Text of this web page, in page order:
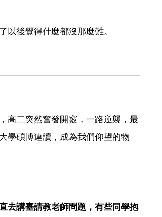
後覺得什麼都沒那麼難。
高二突然奮發開竅，一路逆襲，最
學碩博連讀，成為我們仰望的物
去講臺請教老師問題，有些同學抱